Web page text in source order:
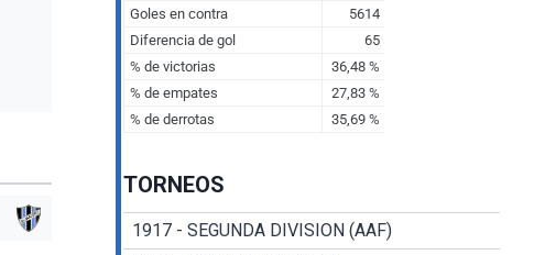
TORNEOS
1917 - SEGUNDA DIVISION (AAF)